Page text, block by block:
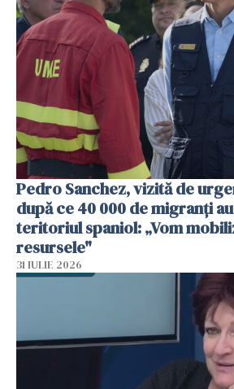
Pedro Sanchez, vizită de
după ce 40 000 de migranți
teritoriul spaniol: „Vom
resursele"
31 IULIE 2026